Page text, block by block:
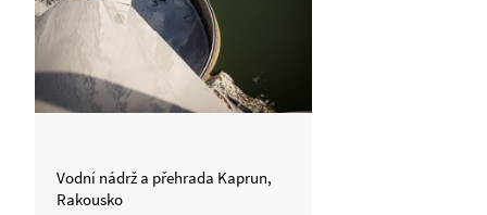
Vodní nádrž a přehrada Kaprun,
Rakousko